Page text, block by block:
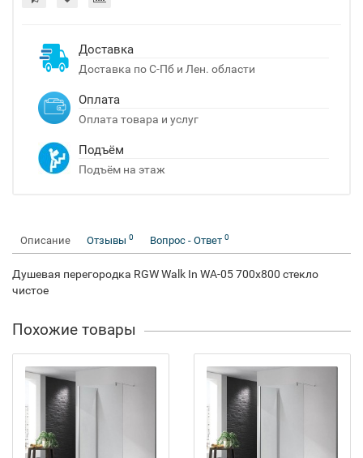
Доставка
Доставка по С-Пб и Лен. области
Оплата
Оплата товара и услуг
Подъём
Подъём на этаж
Описание Отзывы 0 Вопрос - Ответ 0
Душевая перегородка RGW Walk In WA-05 700x800 стекло
чистое
Похожие товары